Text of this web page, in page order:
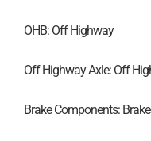
OHB: Off Highway
Off Highway Axle: Off
Brake Components: